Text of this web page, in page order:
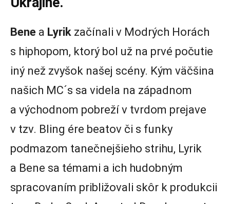
Bene a Lyrik začínali v Modrých Horách
s hiphopom, ktorý bol už na prvé počutie
iný než zvyšok našej scény. Kým väčšina
našich MC´s sa videla na západnom
a východnom pobreží v tvrdom prejave
v tzv. Bling ére beatov či s funky
podmazom tanečnejšieho strihu, Lyrik
a Bene sa témami a ich hudobným
spracovaním približovali skôr k produkcii